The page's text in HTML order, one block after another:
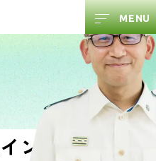
インタビュー